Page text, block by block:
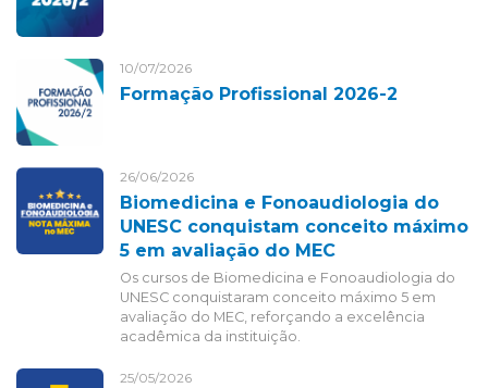
10/07/2026
Formação Profissional 2026-2
26/06/2026
Biomedicina e Fonoaudiologia do
UNESC conquistam conceito máximo
5 em avaliação do MEC
Os cursos de Biomedicina e Fonoaudiologia do
UNESC conquistaram conceito máximo 5 em
avaliação do MEC, reforçando a excelência
acadêmica da instituição.
25/05/2026